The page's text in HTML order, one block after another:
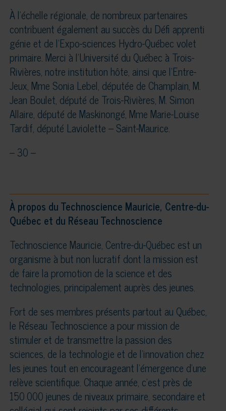
À l’échelle régionale, de nombreux partenaires
contribuent également au succès du Défi apprenti
génie et de l’Expo-sciences Hydro-Québec volet
primaire. Merci à l’Université du Québec à Trois-
Rivières, notre institution hôte, ainsi que l’Entre-
Jeux, Mme Sonia Lebel, députée de Champlain, M.
Jean Boulet, député de Trois-Rivières, M. Simon
Allaire, député de Maskinongé, Mme Marie-Louise
Tardif, député Laviolette – Saint-Maurice.
– 30 –
À propos du Technoscience Mauricie, Centre-du-
Québec et du Réseau Technoscience
Technoscience Mauricie, Centre-du-Québec est un
organisme à but non lucratif dont la mission est
de faire la promotion de la science et des
technologies, principalement auprès des jeunes.
Fort de ses membres présents partout au Québec,
le Réseau Technoscience a pour mission de
stimuler et de transmettre la passion des
sciences, de la technologie et de l’innovation chez
les jeunes tout en encourageant l’émergence d’une
relève scientifique. Chaque année, c’est près de
150 000 jeunes de niveaux primaire, secondaire et